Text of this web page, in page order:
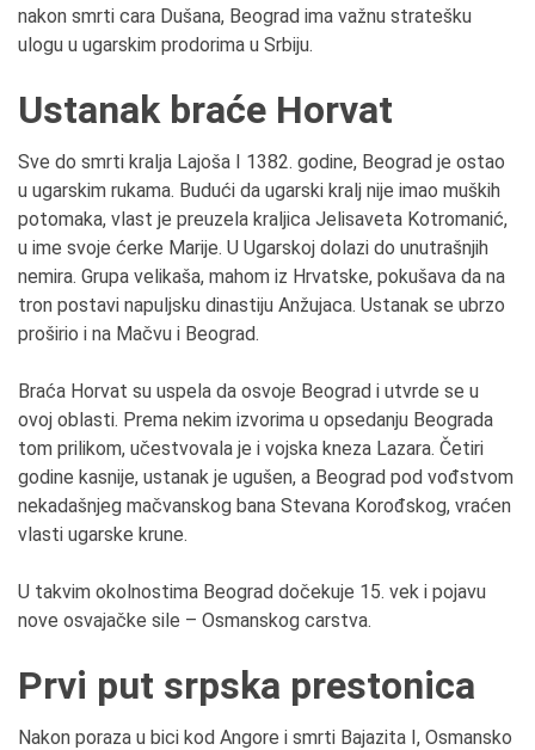
nakon smrti cara Dušana, Beograd ima važnu stratešku
ulogu u ugarskim prodorima u Srbiju.
Ustanak braće Horvat
Sve do smrti kralja Lajoša I 1382. godine, Beograd je ostao
u ugarskim rukama. Budući da ugarski kralj nije imao muških
potomaka, vlast je preuzela kraljica Jelisaveta Kotromanić,
u ime svoje ćerke Marije. U Ugarskoj dolazi do unutrašnjih
nemira. Grupa velikaša, mahom iz Hrvatske, pokušava da na
tron postavi napuljsku dinastiju Anžujaca. Ustanak se ubrzo
proširio i na Mačvu i Beograd.
Braća Horvat su uspela da osvoje Beograd i utvrde se u
ovoj oblasti. Prema nekim izvorima u opsedanju Beograda
tom prilikom, učestvovala je i vojska kneza Lazara. Četiri
godine kasnije, ustanak je ugušen, a Beograd pod vođstvom
nekadašnjeg mačvanskog bana Stevana Korođskog, vraćen
vlasti ugarske krune.
U takvim okolnostima Beograd dočekuje 15. vek i pojavu
nove osvajačke sile – Osmanskog carstva.
Prvi put srpska prestonica
Nakon poraza u bici kod Angore i smrti Bajazita I, Osmansko